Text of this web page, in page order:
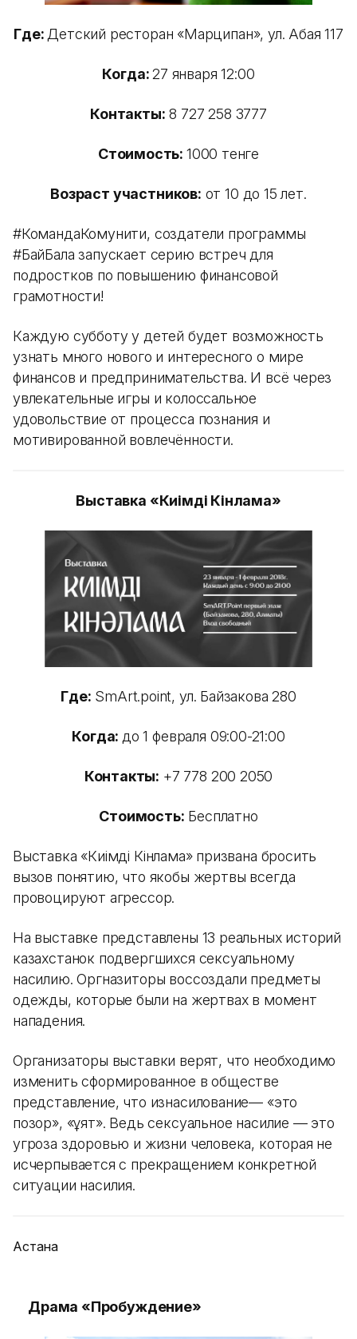
Где: Детский ресторан «Марципан», ул. Абая 117
Когда:27 января 12:00
Контакты: 8 727 258 3777
Стоимость: 1000 тенге
Возраст участников: от 10 до 15 лет.
#КомандаКомунити, создатели программы
#БайБала запускает серию встреч для
подростков по повышению финансовой
грамотности!
Каждую субботу у детей будет возможность
узнать много нового и интересного о мире
финансов и предпринимательства. И всё через
увлекательные игры и колоссальное
удовольствие от процесса познания и
мотивированной вовлечённости.
Выставка «Киімді Кінәлама»
Где: SmArt.point, ул. Байзакова 280
Когда: до 1 февраля 09:00-21:00
Контакты: +7 778 200 2050
Стоимость: Бесплатно
Выставка «Киімді Кінәлама» призвана бросить
вызов понятию, что якобы жертвы всегда
провоцируют агрессор.
На выставке представлены 13 реальных историй
казахстанок подвергшихся сексуальному
насилию. Оргназиторы воссоздали предметы
одежды, которые были на жертвах в момент
нападения.
Организаторы выставки верят, что необходимо
изменить сформированное в обществе
представление, что изнасилование— «это
позор», «ұят». Ведь сексуальное насилие — это
угроза здоровью и жизни человека, которая не
исчерпывается с прекращением конкретной
ситуации насилия.
Астана
Драма «Пробуждение»